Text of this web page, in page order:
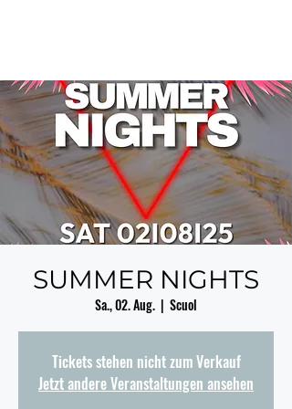
SUMMER NIGHTS
Sa., 02. Aug.
  |
Scuol
Tickets stehen nicht zum Verkauf
Jetzt andere Veranstaltungen ansehen